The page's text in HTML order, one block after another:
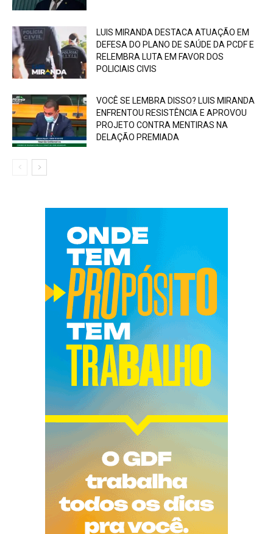
LUIS MIRANDA DESTACA ATUAÇÃO EM
DEFESA DO PLANO DE SAÚDE DA PCDF E
RELEMBRA LUTA EM FAVOR DOS
POLICIAIS CIVIS
VOCÊ SE LEMBRA DISSO? LUIS MIRANDA
ENFRENTOU RESISTÊNCIA E APROVOU
PROJETO CONTRA MENTIRAS NA
DELAÇÃO PREMIADA